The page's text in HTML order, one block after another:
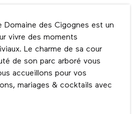
Domaine des Cigognes est un
vivre des moments
Le charme de sa cour
de son parc arboré vous
accueillons pour vos
mariages & cocktails avec